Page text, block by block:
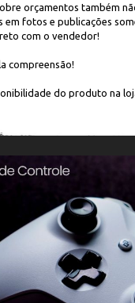
orçamentos também
em fotos e publicações
com o vendedor!
compreensão!
do produto na